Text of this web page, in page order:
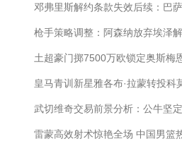
邓弗里斯解约条款失效后续：巴萨错失良机 国米
枪手策略调整：阿森纳放弃埃泽解约条款
土超豪门掷7500万欧锁定奥斯梅恩 尼日利亚
皇马青训新星雅各布·拉蒙转投科莫 银河
武切维奇交易前景分析：公牛坚定保留立
雷蒙高效射术惊艳全场 中国男篮